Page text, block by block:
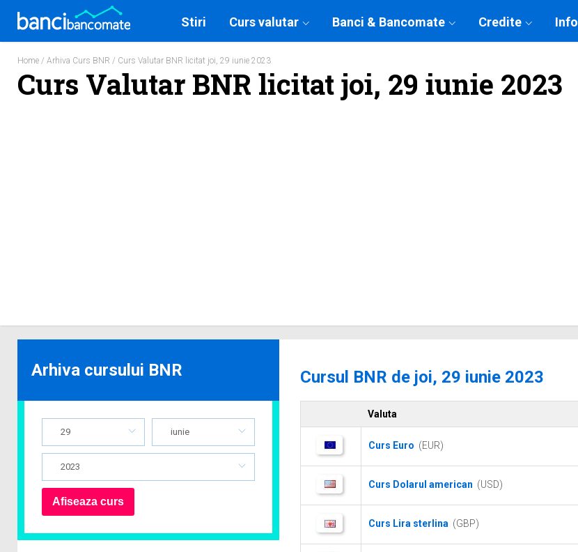
Stiri Curs valutar Banci & Bancomate Credite Info
Home / Arhiva Curs BNR / Curs Valutar BNR licitat joi, 29 iunie 2023
Curs Valutar BNR licitat joi, 29 iunie 2023
Cursul BNR de joi, 29 iunie 2023
Valuta
Curs Euro (EUR)
Curs Dolarul american (USD)
Curs Lira sterlina (GBP)
Arhiva cursului BNR
29 iunie
2023